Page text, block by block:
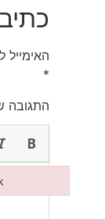
האימייל
*
התגובה